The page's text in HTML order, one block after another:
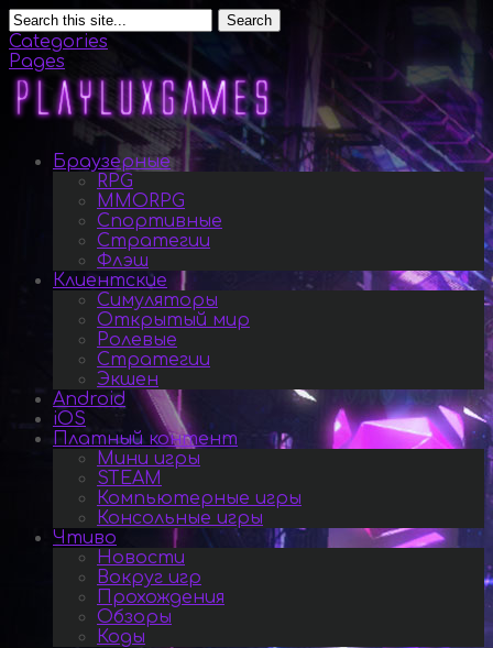
Search
Categories
Pages
Браузерные
RPG
MMORPG
Спортивные
Стратегии
Флэш
Клиентские
Симуляторы
Открытый мир
Ролевые
Стратегии
Экшен
Android
iOS
Платный контент
Мини игры
STEAM
Компьютерные игры
Консольные игры
Чтиво
Новости
Вокруг игр
Прохождения
Обзоры
Коды